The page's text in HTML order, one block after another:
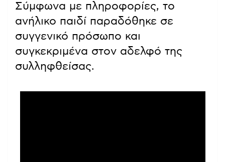
Σύμφωνα με πληροφορίες, το
ανήλικο παιδί παραδόθηκε σε
συγγενικό πρόσωπο και
συγκεκριμένα στον αδελφό της
συλληφθείσας.